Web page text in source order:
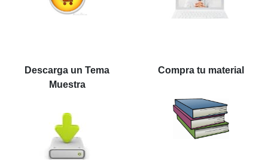
Descarga un Tema
Muestra
Compra tu material